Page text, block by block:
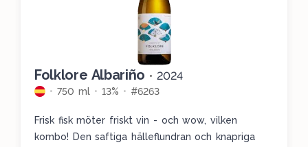
Folklore Albariño • 2024
750 ml 13% #6263
Frisk fisk möter friskt vin - och wow, vilken
kombo! Den saftiga hälleflundran och knapriga